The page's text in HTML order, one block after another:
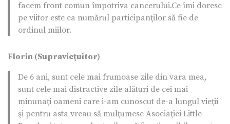
facem front comun împotriva cancerului.Ce îmi doresc
pe viitor este ca numărul participanţilor să fie de
ordinul miilor.
Florin (Supravieţuitor)
De 6 ani, sunt cele mai frumoase zile din vara mea,
sunt cele mai distractive zile alături de cei mai
minunaţi oameni care i-am cunoscut de-a lungul vieţii
şi pentru asta vreau să mulţumesc Asociaţiei Little